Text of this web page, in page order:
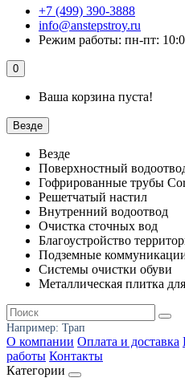
+7 (499) 390-3888
info@anstepstroy.ru
Режим работы: пн-пт:
0
Ваша корзина пуста!
Везде
Везде
Поверхностный
Гофрированные трубы
Решетчатый настил
Внутренний водоотвод
Очистка сточных вод
Благоустройство
Подземные
Системы очистки обуви
Металлическая плитка
Например: Трап
О компании Оплата и доставка
работы Контакты
Категории